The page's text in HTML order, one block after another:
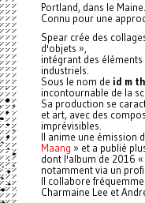
Portland, dans le Maine.
Connu pour une
Spear crée des
d'objets »,
intégrant des
industriels.
Sous le nom de id m
incontournable de la
Sa production se
et art, avec des
imprévisibles.
Il anime une émission
Maang » et a publié
dont l'album de 2016
notamment via un
Il collabore
Charmaine Lee et